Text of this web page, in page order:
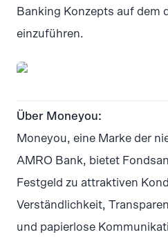
Banking Konzepts auf dem
einzuführen.
Über Moneyou:
Moneyou, eine Marke der
AMRO Bank, bietet
Festgeld zu attraktiven
Verständlichkeit,
und papierlose